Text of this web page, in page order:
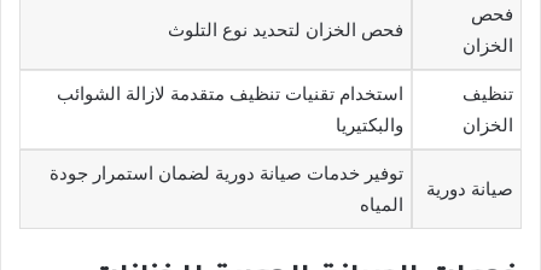
فحص
الخزان
فحص الخزان لتحديد نوع التلوث
تنظيف
الخزان
استخدام تقنيات تنظيف متقدمة لازالة الشوائب
والبكتيريا
صيانة دورية
توفير خدمات صيانة دورية لضمان استمرار جودة
المياه